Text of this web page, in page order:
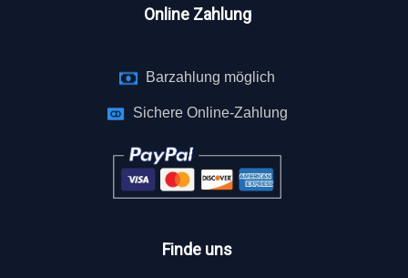
Online Zahlung
Barzahlung möglich
Sichere Online-Zahlung
Finde uns